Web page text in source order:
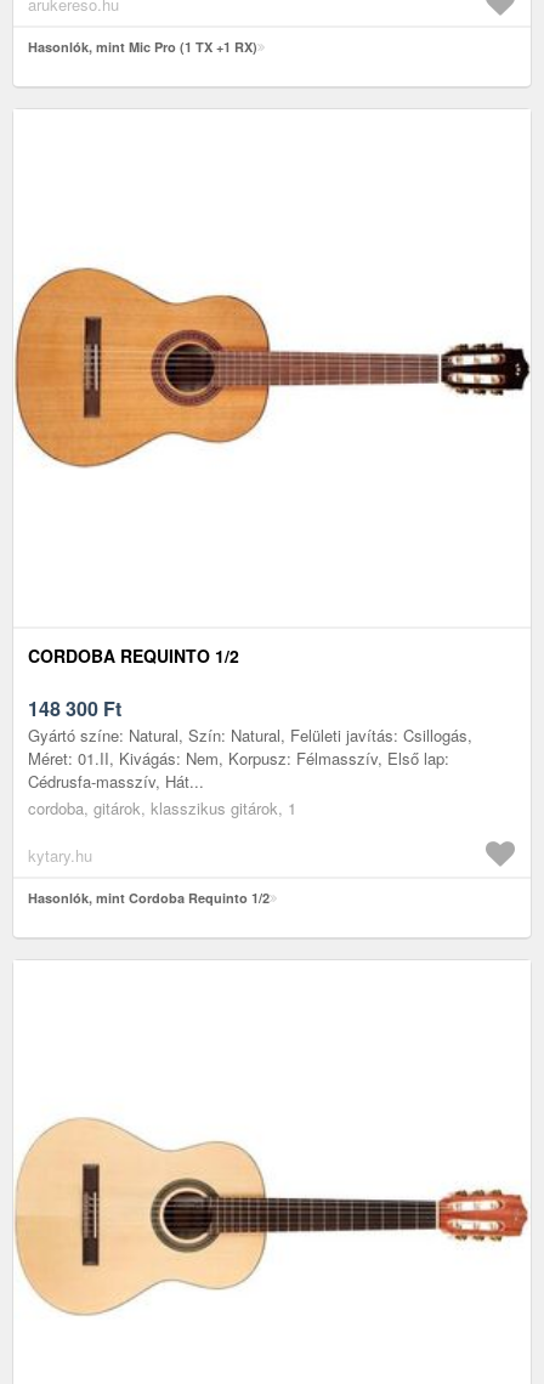
Hasonlók, mint Mic Pro (1 TX +1 RX)
CORDOBA REQUINTO 1/2
148 300 Ft
Gyártó színe: Natural, Szín: Natural, Felületi javítás: Csillogás,
Méret: 01.II, Kivágás: Nem, Korpusz: Félmasszív, Első lap:
Cédrusfa-masszív, Hát...
cordoba, gitárok, klasszikus gitárok, 1
kytary.hu
Hasonlók, mint Cordoba Requinto 1/2